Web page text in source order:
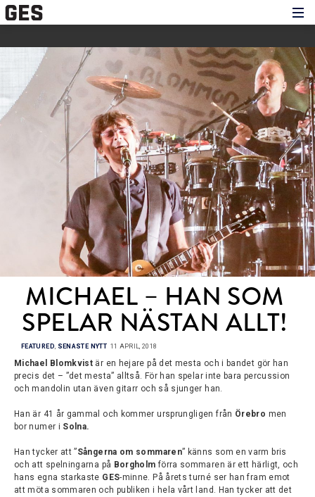
Medverkande
Historien om GES
Nyheter
Press
MICHAEL – HAN SOM
SPELAR NÄSTAN ALLT!
FEATURED SENASTE NYTT 11 APRIL, 2018
Michael Blomkvist är en hejare på det mesta och i bandet gör han
precis det – ”det mesta” alltså. För han spelar inte bara percussion
och mandolin utan även gitarr och så sjunger han.
Han är 41 år gammal och kommer ursprungligen från Örebro men
bor numer i Solna.
Han tycker att ”Sångerna om sommaren” känns som en varm bris
och att spelningarna på Borgholm förra sommaren är ett härligt, och
hans egna starkaste GES-minne. På årets turné ser han fram emot
att möta sommaren och publiken i hela vårt land. Han tycker att det